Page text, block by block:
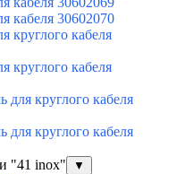
кабеля 30602070
круглого кабеля
круглого кабеля
для круглого кабеля
для круглого кабеля
"41 inox"
▼